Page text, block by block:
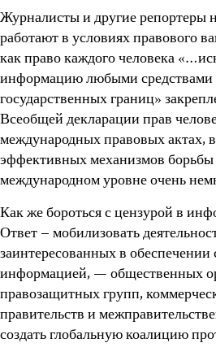
Журналисты и другие репортеры
работают в условиях правового
как право каждого человека
информацию любыми средствами
государственных границ»
Всеобщей декларации прав
международных правовых актах,
эффективных механизмов борьбы
международном уровне очень
Как же бороться с цензурой в
Ответ – мобилизовать
заинтересованных в
информацией, — общественных
правозащитных групп,
правительств и
создать глобальную коалицию